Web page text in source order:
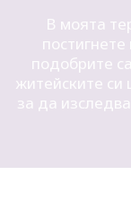
В моята
подобрите
житейските си
за да